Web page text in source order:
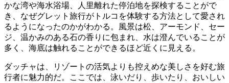
かな湾や海水浴場、人里離れた停泊地を探検することがで
き、なぜグレット旅行がトルコを体験する方法として愛され
るようになったのかがわかる。風景は松、アーモンド、セー
ジ、温かみのある石の香りに包まれ、水は澄んでいることが
多く、海底は触れることができるほど近くに見える。
ダッチャは、リゾートの活気よりも控えめな美しさを好む旅
行者に魅力的だ。ここでは、泳いだり、歩いたり、おいしい